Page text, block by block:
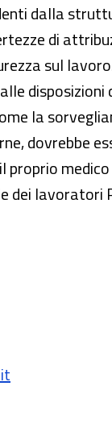
dalla
di
sul
disposizioni
la
dovrebbe
dei lavoratori